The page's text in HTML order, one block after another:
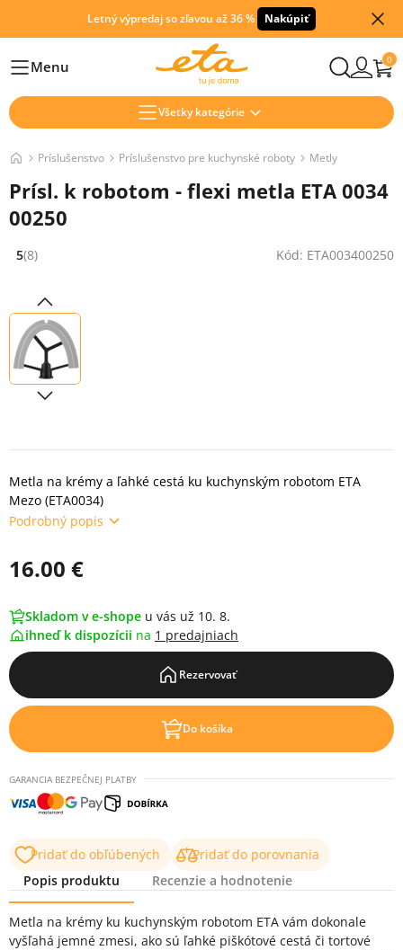
Letný výpredaj so zľavou až 36 % Nakúpiť
HlavníMenu 0
Všetky kategórie
Príslušenstvo Príslušenstvo pre kuchynské roboty Metly
Prísl. k robotom - flexi metla ETA 0034
00250
Hodnocení: 5 z 5 (8 recenzí)
5(8) Kód: ETA003400250
Metla na krémy a ľahké cestá ku kuchynským robotom ETA
Mezo (ETA0034)
Podrobný popis
16.00 €
Skladom v e-shope u vás už 10. 8.
ihneď k dispozícii na 1 predajniach
Rezervovať
Do košíka
GARANCIA BEZPEČNEJ PLATBY
Pridať do obľúbených
Pridať do porovnania
Popis produktu
Recenzie a hodnotenie
Popis produktu
Metla na krémy ku kuchynským robotom ETA vám dokonale
vyšľahá jemné zmesi, ako sú ľahké piškótové cestá či tortové